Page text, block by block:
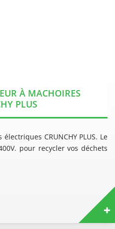
À MACHOIRES
PLUS
CRUNCHY PLUS. Le
pour recycler vos déchets